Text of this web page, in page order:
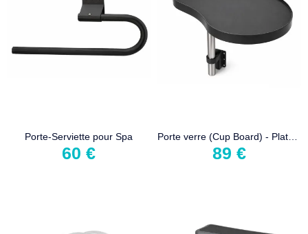
Porte-Serviette pour Spa
60 € 89 €